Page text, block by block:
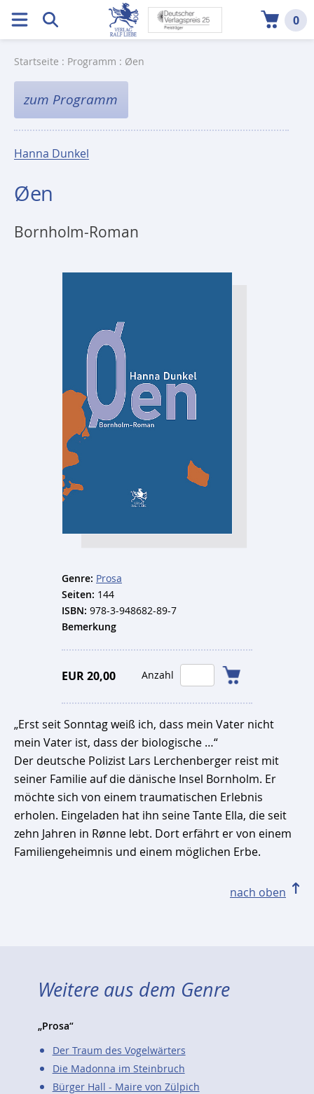
0
Startseite : Programm : Øen
zum Programm
Hanna Dunkel
Øen
Bornholm-Roman
Genre: Prosa
Seiten: 144
ISBN: 978-3-948682-89-7
Bemerkung
EUR 20,00 Anzahl
„Erst seit Sonntag weiß ich, dass mein Vater nicht
mein Vater ist, dass der biologische …“
Der deutsche Polizist Lars Lerchenberger reist mit
seiner Familie auf die dänische Insel Bornholm. Er
möchte sich von einem traumatischen Erlebnis
erholen. Eingeladen hat ihn seine Tante Ella, die seit
zehn Jahren in Rønne lebt. Dort erfährt er von einem
Familiengeheimnis und einem möglichen Erbe.
nach oben
Weitere aus dem Genre
„Prosa“
Der Traum des Vogelwärters
Die Madonna im Steinbruch
Bürger Hall - Maire von Zülpich